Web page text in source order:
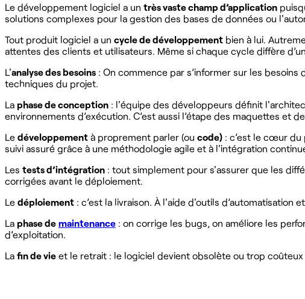
Le développement logiciel a un très vaste champ d’application
solutions complexes pour la gestion des bases de données ou
Tout produit logiciel a un cycle de développement bien à lui.
attentes des clients et utilisateurs. Même si chaque cycle diffère
L'analyse des besoins : On commence par s’informer sur les
techniques du projet.
La phase de conception : l'équipe des développeurs définit
environnements d’exécution. C’est aussi l’étape des maquettes
Le développement à proprement parler (ou code) : c’est le cœur du
suivi assuré grâce à une méthodologie agile et à l'intégration
Les tests d’intégration : tout simplement pour s'assurer que les
corrigées avant le déploiement.
Le déploiement : c’est la livraison. À l'aide d'outils
La phase de maintenance : on corrige les bugs, on améliore les
d’exploitation.
La fin de vie et le retrait : le logiciel devient obsolète ou trop